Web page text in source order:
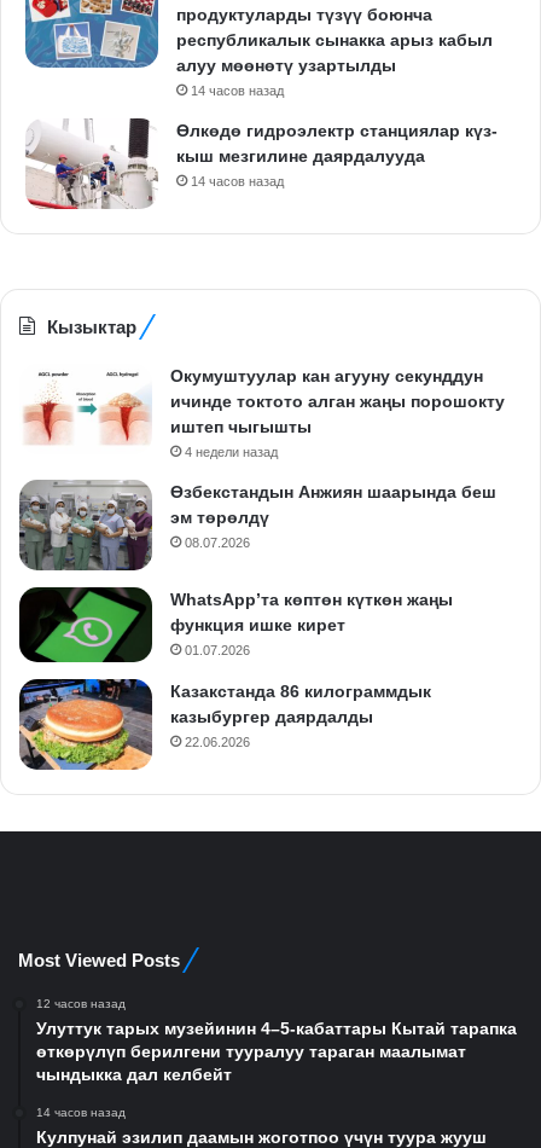
продуктуларды түзүү боюнча
республикалык сынакка арыз кабыл
алуу мөөнөтү узартылды
14 часов назад
Өлкөдө гидроэлектр станциялар күз-
кыш мезгилине даярдалууда
14 часов назад
Кызыктар
Окумуштуулар кан агууну секунддун
ичинде токтото алган жаңы порошокту
иштеп чыгышты
4 недели назад
Өзбекстандын Анжиян шаарында беш
эм төрөлдү
08.07.2026
WhatsApp’та көптөн күткөн жаңы
функция ишке кирет
01.07.2026
Казакстанда 86 килограммдык
казыбургер даярдалды
22.06.2026
Most Viewed Posts
12 часов назад
Улуттук тарых музейинин 4–5-кабаттары Кытай тарапка
өткөрүлүп берилгени тууралуу тараган маалымат
чындыкка дал келбейт
14 часов назад
Кулпунай эзилип даамын жоготпоо үчүн туура жууш